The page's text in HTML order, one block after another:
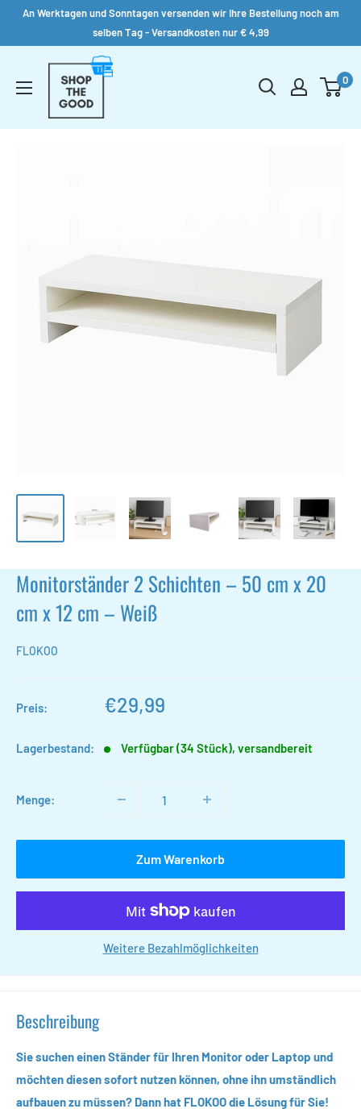
zum
An Werktagen und Sonntagen versenden wir Ihre Bestellung noch am
selben Tag - Versandkosten nur € 4,99
Shop
the
Good
0
Monitorständer 2 Schichten – 50 cm x 20
cm x 12 cm – Weiß
FLOKOO
Preis: Sonderpreis
€29,99
Lagerbestand: Verfügbar (34 Stück), versandbereit
Menge:
Zum Warenkorb
Weitere Bezahlmöglichkeiten
Beschreibung
Sie suchen einen Ständer für Ihren Monitor oder Laptop und
möchten diesen sofort nutzen können, ohne ihn umständlich
aufbauen zu müssen? Dann hat FLOKOO die Lösung für Sie!